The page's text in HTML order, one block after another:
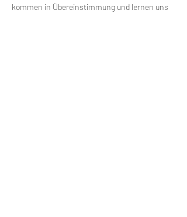
kommen in Übereinstimmung und lernen uns